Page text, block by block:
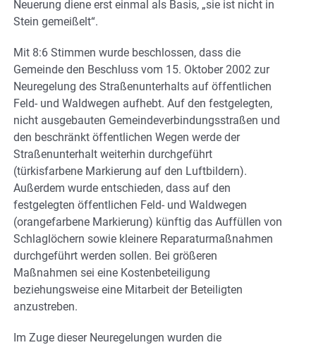
Neuerung diene erst einmal als Basis, „sie ist nicht in
Stein gemeißelt“.
Mit 8:6 Stimmen wurde beschlossen, dass die
Gemeinde den Beschluss vom 15. Oktober 2002 zur
Neuregelung des Straßenunterhalts auf öffentlichen
Feld- und Waldwegen aufhebt. Auf den festgelegten,
nicht ausgebauten Gemeindeverbindungsstraßen und
den beschränkt öffentlichen Wegen werde der
Straßenunterhalt weiterhin durchgeführt
(türkisfarbene Markierung auf den Luftbildern).
Außerdem wurde entschieden, dass auf den
festgelegten öffentlichen Feld- und Waldwegen
(orangefarbene Markierung) künftig das Auffüllen von
Schlaglöchern sowie kleinere Reparaturmaßnahmen
durchgeführt werden sollen. Bei größeren
Maßnahmen sei eine Kostenbeteiligung
beziehungsweise eine Mitarbeit der Beteiligten
anzustreben.
Im Zuge dieser Neuregelungen wurden die